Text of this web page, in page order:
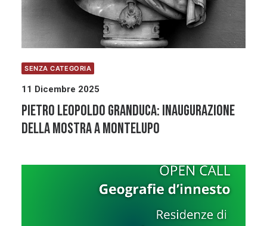
SENZA CATEGORIA
11 Dicembre 2025
Pietro Leopoldo Granduca: inaugurazione
della mostra a Montelupo